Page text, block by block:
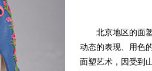
北京地区的面
动态的表现、用色
面塑艺术，因受到